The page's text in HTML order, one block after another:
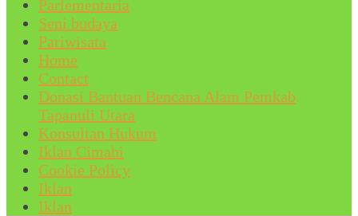
Parlementaria
Seni budaya
Pariwisata
Home
Contact
Donasi Bantuan Bencana Alam Pemkab
Tapanuli Utara
Konsultan Hukum
Iklan Cimahi
Cookie Policy
Iklan
Iklan